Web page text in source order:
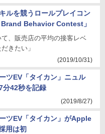
ルを競うロールプレイコン
Behavior Contest」
て、販売店の平均の接客レベ
きたい」
(2019/10/31)
ツEV「タイカン」ニュル
分42秒を記録
(2019/8/27)
ツEV「タイカン」がApple
用は初